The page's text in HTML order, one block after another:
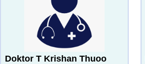
Doktor T Krishan Thuoo